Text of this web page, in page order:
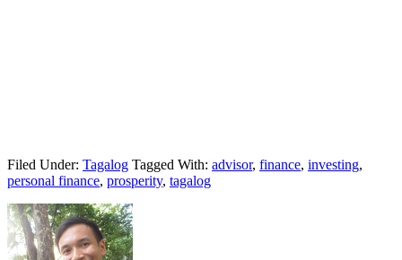
Filed Under: Tagalog Tagged With: advisor, finance, investing,
personal finance, prosperity, tagalog